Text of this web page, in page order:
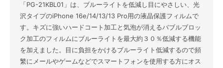
「PG-21KBL01」は、ブルーライトを低減し目にやさしい、光
沢タイプのiPhone 16e/14/13/13 Pro用の液晶保護フィルムで
す。キズに強いハードコート加工と気泡が消えるバブルブロッ
ク加工のフィルムにブルーライトを最大約３０％低減する機能
を加えました。目に負担をかけるブルーライト低減するので頻
繁にメールやゲームなどでスマートフォンを使用する方にオス